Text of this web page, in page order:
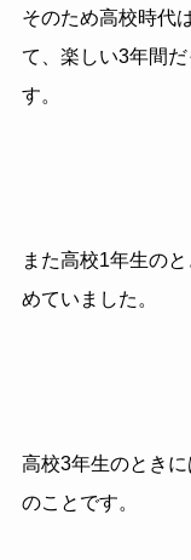
そのため高校時代
て、楽しい3年間
す。
また高校1年生の
めていました。
高校3年生のとき
のことです。